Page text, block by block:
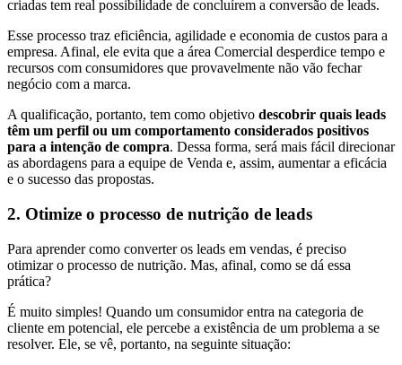
criadas tem real possibilidade de concluírem a conversão de leads.
Esse processo traz eficiência, agilidade e economia de custos para a
empresa. Afinal, ele evita que a área Comercial desperdice tempo e
recursos com consumidores que provavelmente não vão fechar
negócio com a marca.
A qualificação, portanto, tem como objetivo descobrir quais leads
têm um perfil ou um comportamento considerados positivos
para a intenção de compra. Dessa forma, será mais fácil direcionar
as abordagens para a equipe de Venda e, assim, aumentar a eficácia
e o sucesso das propostas.
2. Otimize o processo de nutrição de leads
Para aprender como converter os leads em vendas, é preciso
otimizar o processo de nutrição. Mas, afinal, como se dá essa
prática?
É muito simples! Quando um consumidor entra na categoria de
cliente em potencial, ele percebe a existência de um problema a se
resolver. Ele, se vê, portanto, na seguinte situação: